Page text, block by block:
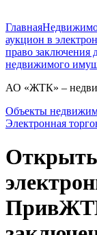
Главная
аукцион в
право заключения
недвижимого
АО «ЖТК» –
Объекты
Электронная